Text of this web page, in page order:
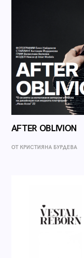
AFTER OBLIVION
ОТ КРИСТИЯНА БУРДЕВА